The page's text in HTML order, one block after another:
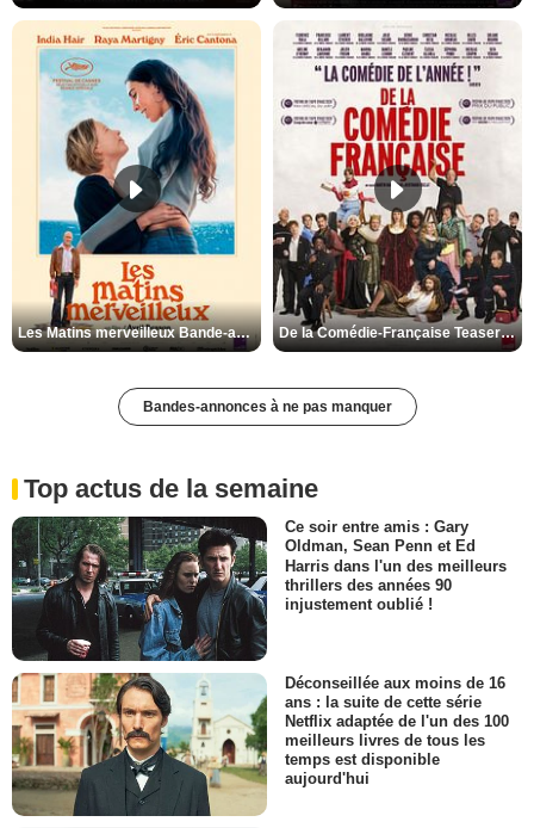
Les Matins merveilleux Bande-annonce VF De la Comédie-Française Teaser VF
Bandes-annonces à ne pas manquer
Top actus de la semaine
Ce soir entre amis : Gary
Oldman, Sean Penn et Ed
Harris dans l'un des meilleurs
thrillers des années 90
injustement oublié !
Déconseillée aux moins de 16
ans : la suite de cette série
Netflix adaptée de l'un des 100
meilleurs livres de tous les
temps est disponible
aujourd'hui